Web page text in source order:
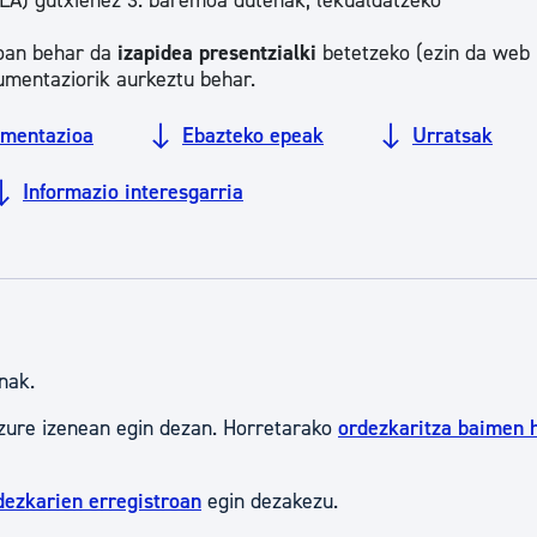
Iragarki ofizialen taula
behar da izapidea presentzialki betetzeko (ezin da web
aurkeztu behar.
Ebazteko epeak Urratsak
Informazio interesgarria
izenean egin dezan. Horretarako ordezkaritza baimen
erregistroan egin dezakezu.